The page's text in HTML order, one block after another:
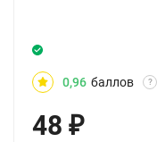
0,96 баллов ?
48 ₽